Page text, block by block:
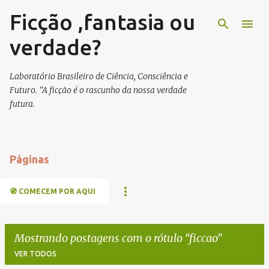
Pular para o conteúdo principal
Ficção ,fantasia ou
verdade?
Laboratório Brasileiro de Ciência, Consciência e
Futuro. "A ficção é o rascunho da nossa verdade
futura.
Páginas
🧭 COMECEM POR AQUI
Mostrando postagens com o rótulo ficcao
VER TODOS